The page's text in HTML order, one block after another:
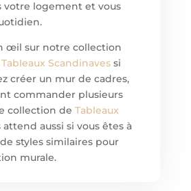
votre logement et vous
œil sur notre collection
Tableaux Scandinavessi
créer un mur de cadres,
commander plusieurs
collection de Tableaux
aussi si vous êtes à
styles similaires pour
murale.